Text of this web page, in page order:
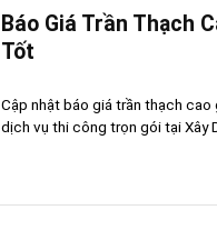
Báo Giá Trần Thạch
Tốt
Cập nhật báo giá trần thạch
dịch vụ thi công trọn gói tại Xây